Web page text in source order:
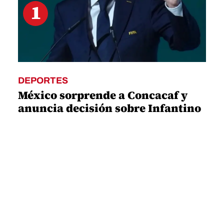
1
DEPORTES
México sorprende a Concacaf y
anuncia decisión sobre Infantino